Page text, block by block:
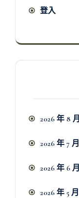
登入
2026 年 8 月
2026 年 7 月
2026 年 6 月
2026 年 5 月